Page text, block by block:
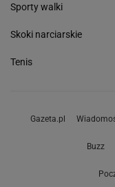
Sporty walki
Skoki narciarskie
Tenis
Gazeta.pl
Buzz